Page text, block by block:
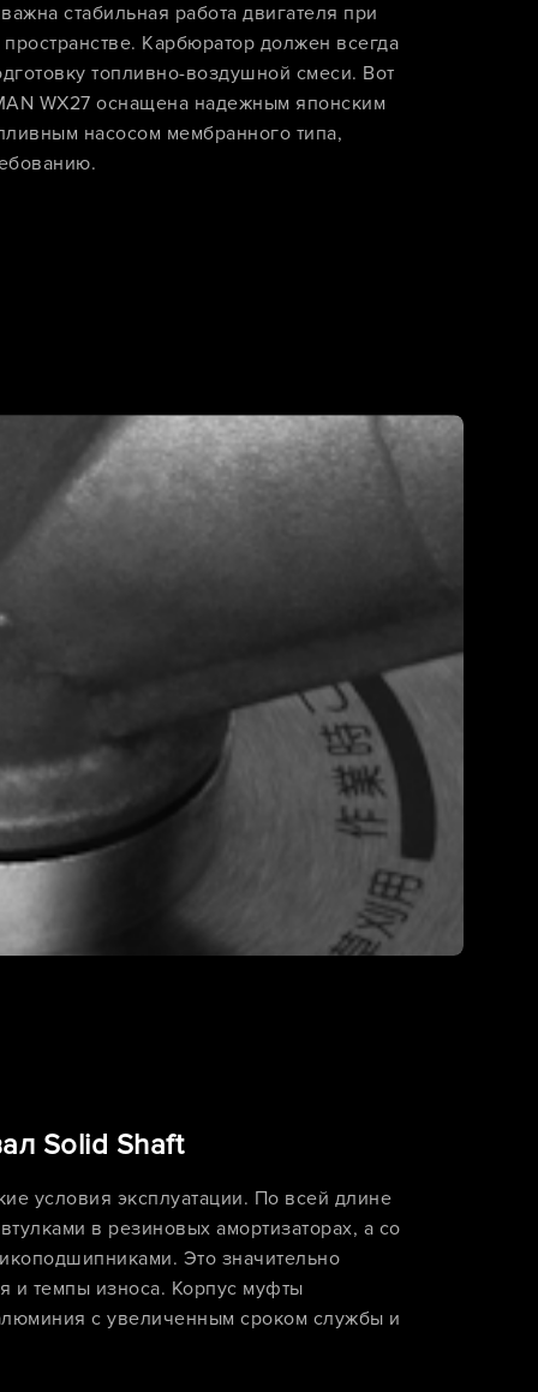
стабильная работа двигателя при
Карбюратор должен всегда
топливно-воздушной смеси. Вот
WX27 оснащена надежным японским
насосом мембранного типа,
Solid Shaft
условия эксплуатации. По всей длине
в резиновых амортизаторах, а со
Это значительно
и темпы износа. Корпус муфты
с увеличенным сроком службы и